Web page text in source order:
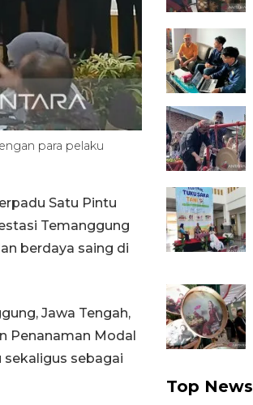
para pelaku
Satu Pintu
Temanggung
berdaya saing di
Jawa Tengah,
Penanaman Modal
sebagai
Top News